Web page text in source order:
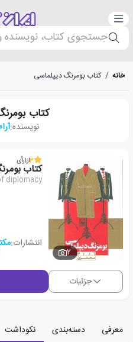
دسته‌بندی
جستجوی کتاب، نویسنده
خانه / کتاب بومرنگ دیپلماسی
کتاب
نویسنده:
2
3از1رأی
کتاب
diplomacy
انتشارات:
جزئیات
معرفی دسته‌بندی نکوداشت